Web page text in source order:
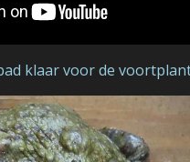
klaar voor de